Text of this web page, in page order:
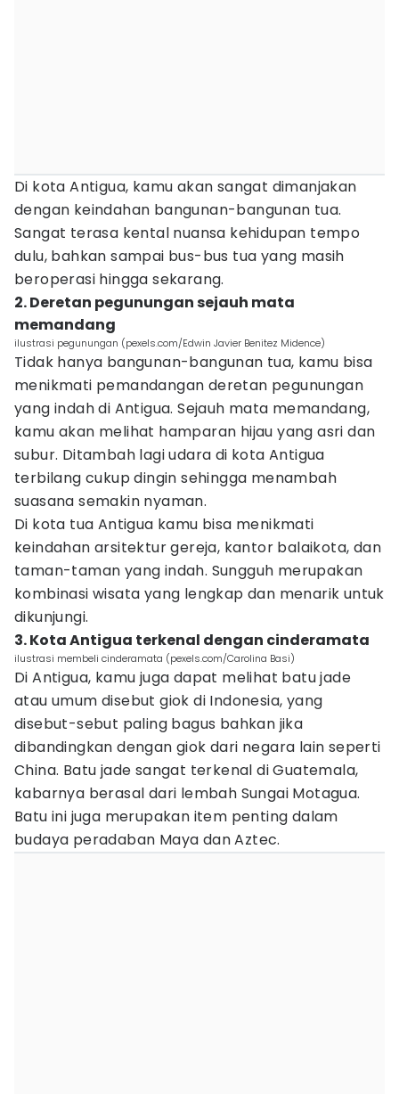
Di kota Antigua, kamu akan sangat dimanjakan
dengan keindahan bangunan-bangunan tua.
Sangat terasa kental nuansa kehidupan tempo
dulu, bahkan sampai bus-bus tua yang masih
beroperasi hingga sekarang.
2. Deretan pegunungan sejauh mata
memandang
ilustrasi pegunungan (pexels.com/Edwin Javier Benitez Midence)
Tidak hanya bangunan-bangunan tua, kamu bisa
menikmati pemandangan deretan pegunungan
yang indah di Antigua. Sejauh mata memandang,
kamu akan melihat hamparan hijau yang asri dan
subur. Ditambah lagi udara di kota Antigua
terbilang cukup dingin sehingga menambah
suasana semakin nyaman.
Di kota tua Antigua kamu bisa menikmati
keindahan arsitektur gereja, kantor balaikota, dan
taman-taman yang indah. Sungguh merupakan
kombinasi wisata yang lengkap dan menarik untuk
dikunjungi.
3. Kota Antigua terkenal dengan cinderamata
ilustrasi membeli cinderamata (pexels.com/Carolina Basi)
Di Antigua, kamu juga dapat melihat batu jade
atau umum disebut giok di Indonesia, yang
disebut-sebut paling bagus bahkan jika
dibandingkan dengan giok dari negara lain seperti
China. Batu jade sangat terkenal di Guatemala,
kabarnya berasal dari lembah Sungai Motagua.
Batu ini juga merupakan item penting dalam
budaya peradaban Maya dan Aztec.